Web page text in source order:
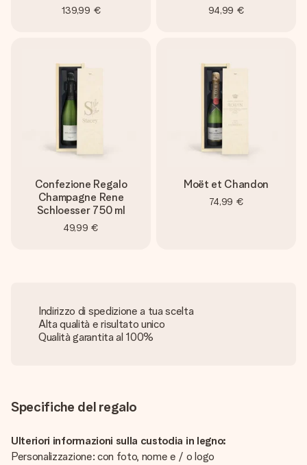
139,99 € 94,99 €
Confezione Regalo
Champagne Rene
Schloesser 750 ml
49,99 €
Moët et Chandon
74,99 €
Indirizzo di spedizione a tua scelta
Alta qualità e risultato unico
Qualità garantita al 100%
Specifiche del regalo
Ulteriori informazioni sulla custodia in legno:
Personalizzazione: con foto, nome e / o logo